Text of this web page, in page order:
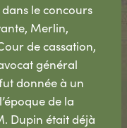
le concours
Merlin,
de cassation,
général
donnée à un
de la
Dupin était déjà